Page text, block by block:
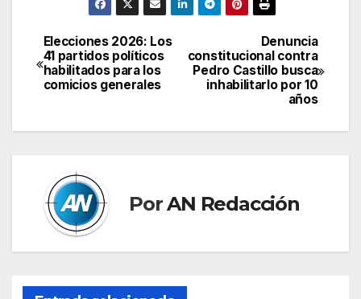
Navegación
de
Denuncia
constitucional contra
Pedro Castillo busca
inhabilitarlo por 10
años
Elecciones 2026: Los
41 partidos políticos
habilitados para los
comicios generales
PorAN Redacción